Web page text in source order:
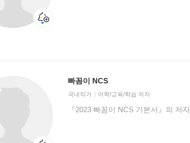
빠꼼이 NCS
국내작가 어학/교육/학습 저자
『2023 빠꼼이 NCS 기본서』의 저